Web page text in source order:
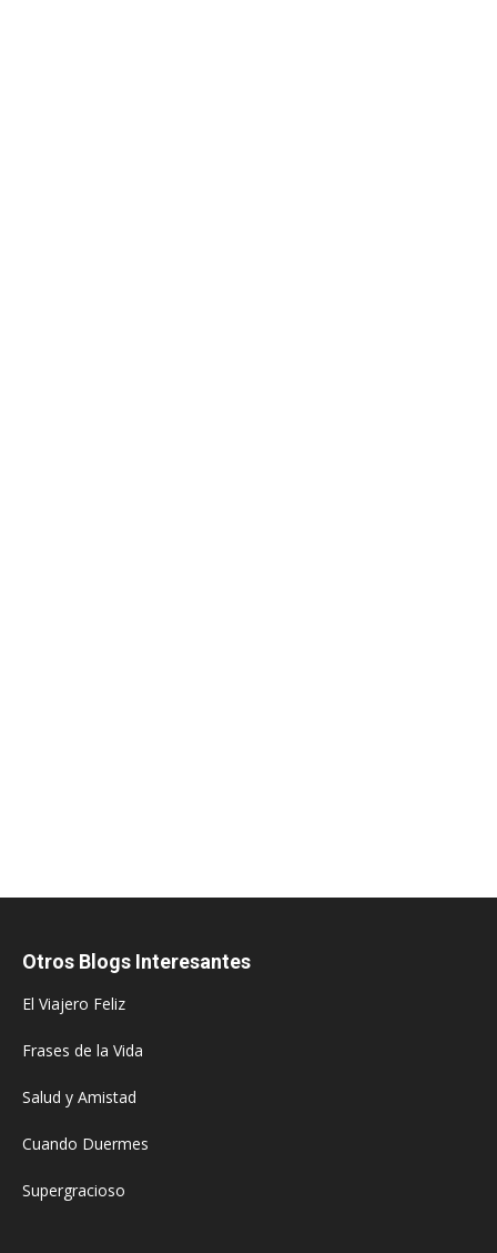
Otros Blogs Interesantes
El Viajero Feliz
Frases de la Vida
Salud y Amistad
Cuando Duermes
Supergracioso